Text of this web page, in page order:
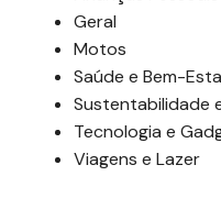
Geral
Motos
Saúde e Bem-
Sustentabilidade
Tecnologia e
Viagens e Lazer